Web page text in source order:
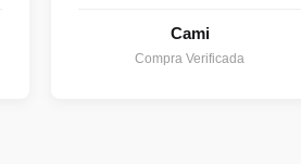
Cami
Compra Verificada